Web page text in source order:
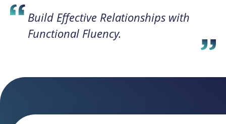
Build Effective Relationships with
Functional Fluency.